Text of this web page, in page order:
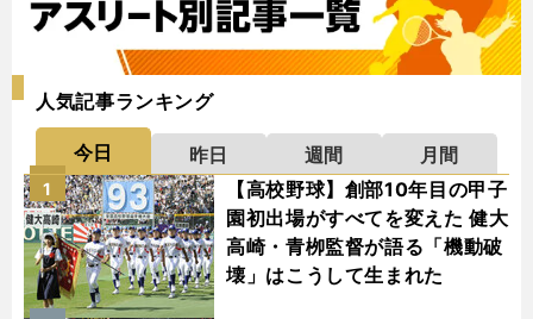
人気記事ランキング
今日 昨日 週間
月間
【高校野球】創部10年目の甲子
園初出場がすべてを変えた 健大
高崎・青栁監督が語る「機動破
壊」はこうして生まれた
1